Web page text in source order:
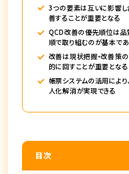
3つの要素は互いに影響し
善することが重要となる
QCD改善の優先順位は品
順で取り組むのが基本で
改善は現状把握・改善策
的に回すことが重要となる
帳票システムの活用により
人化解消が実現できる
目次